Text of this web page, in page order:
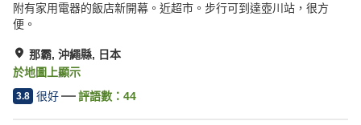
附有家用電器的飯店新開幕。近超市。步行可到達壺川站，很方
便。
那霸, 沖繩縣, 日本
於地圖上顯示
3.8 很好 評語數： 44